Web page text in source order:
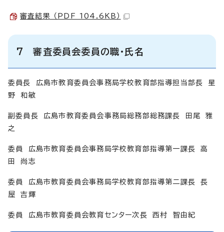
審査結果 （PDF 104.6KB）
7 審査委員会委員の職・氏名
委員長 広島市教育委員会事務局学校教育部指導担当部長 星
野 和敏
副委員長 広島市教育委員会事務局総務部総務課長 田尾 雅
之
委員 広島市教育委員会事務局学校教育部指導第一課長 高
田 尚志
委員 広島市教育委員会事務局学校教育部指導第二課長 長
屋 吉輝
委員 広島市教育委員会教育センター次長 西村 智由紀